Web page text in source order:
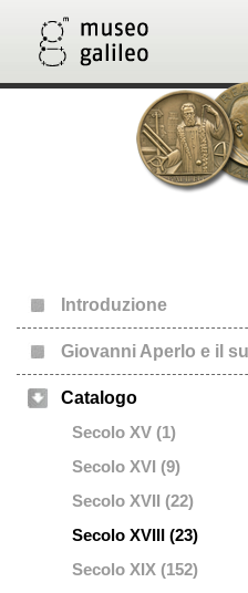
Introduzione
Giovanni Aperlo e il
Catalogo
Secolo XV (1)
Secolo XVI (9)
Secolo XVII (22)
Secolo XVIII (23)
Secolo XIX (152)